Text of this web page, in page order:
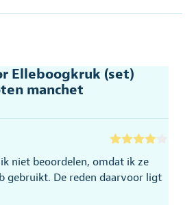
Elleboogkruk (set)
manchet
erd4uit
5
niet beoordelen, omdat ik ze
gebruikt. De reden daarvoor ligt